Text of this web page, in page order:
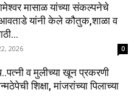
मासाळ यांच्या संकल्पनेचे
यांनी केले कौतुक,शाळा व
2026 0
व मुलीच्या खून प्रकरणी
शिक्षा, मांजरांच्या पिलाच्या